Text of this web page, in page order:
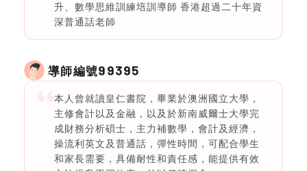
升、數學思維訓練培訓導師 香港超過二十年資
深普通話老師
導師編號99395
本人曾就讀皇仁書院，畢業於澳洲國立大學，
主修會計以及金融，以及於新南威爾士大學完
成財務分析碩士，主力補數學，會計及經濟，
操流利英文及普通話，彈性時間，可配合學生
和家長需要，具備耐性和責任感，能提供有效